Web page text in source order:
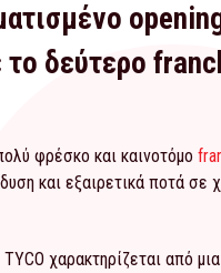
δεύτερο
φρέσκο και καινοτόμο
και εξαιρετικά ποτά σε
χαρακτηρίζεται από